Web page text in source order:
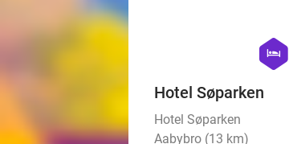
hexagon
hotel
Hotel Søparken
Hotel Søparken
Aabybro (13 km)